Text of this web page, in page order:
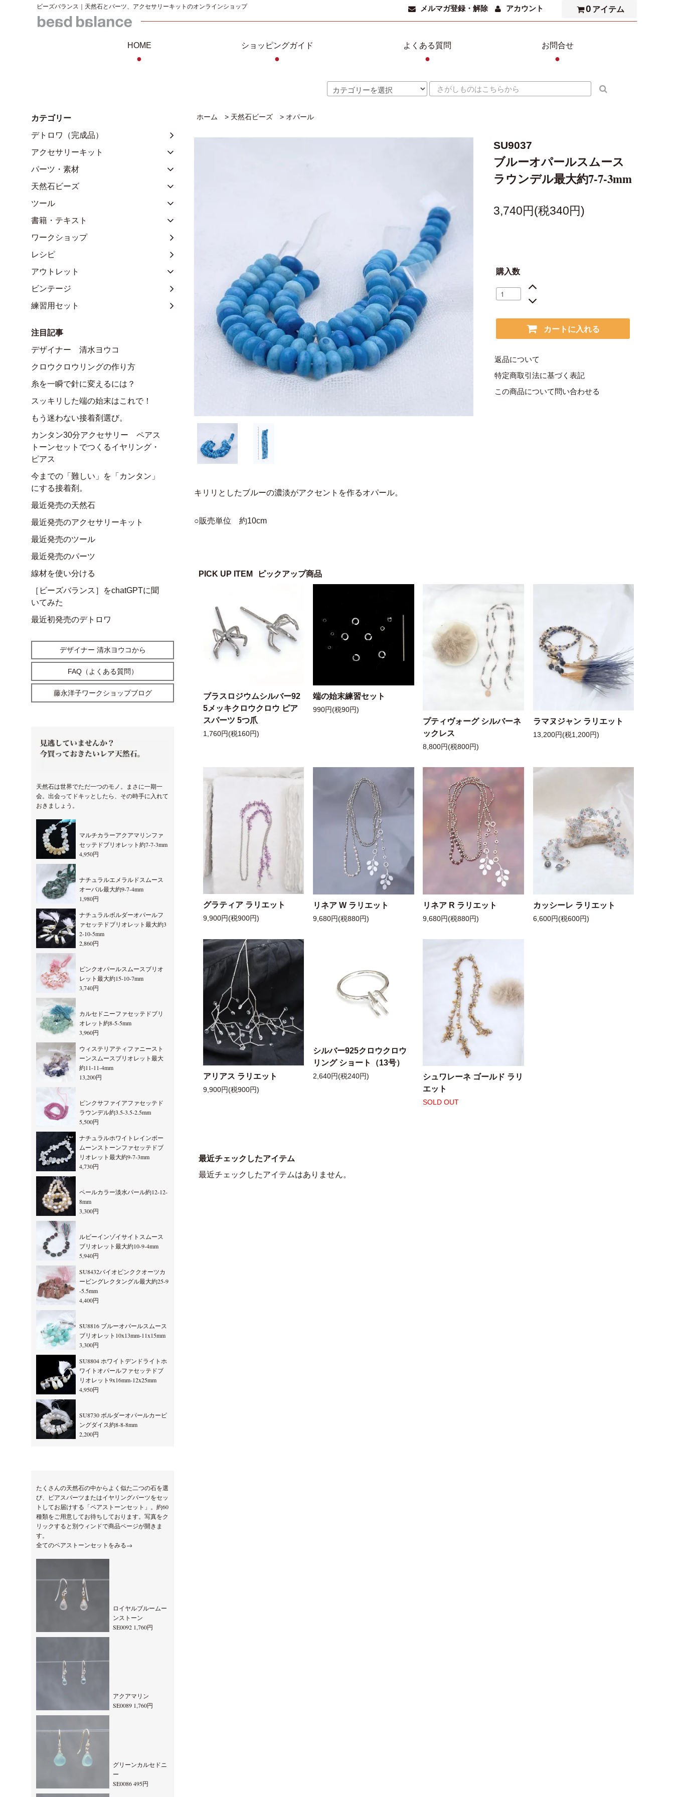
ビーズバランス｜天然石とパーツ、アクセサリーキットのオンラインショップ メルマガ登録・解除 アカウント 0 アイテム
HOME
●
ショッピングガイド
●
よくある質問
●
お問合せ
●
ホーム > 天然石ビーズ > オパール
SU9037
ブルーオパールスムース
ラウンデル最大約7-7-3mm
3,740円(税340円)
購入数
カートに入れる
返品について
特定商取引法に基づく表記
この商品について問い合わせる
キリリとしたブルーの濃淡がアクセントを作るオパール。
○販売単位 約10cm
PICK UP ITEM ピックアップ商品
ブラスロジウムシルバー92
5メッキクロウクロウ ピア
スパーツ 5つ爪
1,760円(税160円)
端の始末練習セット
990円(税90円)
プティヴォーグ シルバーネ
ックレス
8,800円(税800円)
ラマヌジャン ラリエット
13,200円(税1,200円)
グラティア ラリエット
9,900円(税900円)
リネア W ラリエット
9,680円(税880円)
リネア R ラリエット
9,680円(税880円)
カッシーレ ラリエット
6,600円(税600円)
アリアス ラリエット
9,900円(税900円)
シルバー925クロウクロウ
リング ショート（13号）
2,640円(税240円)
シュワレーネ ゴールド ラリ
エット
SOLD OUT
最近チェックしたアイテム
最近チェックしたアイテムはありません。
カテゴリー
デトロワ（完成品）
アクセサリーキット
パーツ・素材
天然石ビーズ
ツール
書籍・テキスト
ワークショップ
レシピ
アウトレット
ビンテージ
練習用セット
注目記事
デザイナー 清水ヨウコ
クロウクロウリングの作り方
糸を一瞬で針に変えるには？
スッキリした端の始末はこれで！
もう迷わない接着剤選び。
カンタン30分アクセサリー ペアス
トーンセットでつくるイヤリング・
ピアス
今までの「難しい」を「カンタン」
にする接着剤。
最近発売の天然石
最近発売のアクセサリーキット
最近発売のツール
最近発売のパーツ
線材を使い分ける
［ビーズバランス］をchatGPTに聞
いてみた
最近初発売のデトロワ
デザイナー 清水ヨウコから
FAQ（よくある質問）
藤永洋子ワークショップブログ
天然石は世界でただ一つのモノ。まさに一期一
会。出会ってドキッとしたら、その時手に入れて
おきましょう。
マルチカラーアクアマリンファ
セッテドブリオレット約7-7-3mm
4,950円
ナチュラルエメラルドスムース
オーバル最大約9-7-4mm
1,980円
ナチュラルボルダーオパールフ
ァセッテドブリオレット最大約3
2-10-5mm
2,860円
ピンクオパールスムースブリオ
レット最大約15-10-7mm
3,740円
カルセドニーファセッテドブリ
オレット約8-5-5mm
3,960円
ウィステリアティファニースト
ーンスムースブリオレット最大
約11-11-4mm
13,200円
ピンクサファイアファセッテド
ラウンデル約3.5-3.5-2.5mm
5,500円
ナチュラルホワイトレインボー
ムーンストーンファセッテドブ
リオレット最大約9-7-3mm
4,730円
ペールカラー淡水パール約12-12-
8mm
3,300円
ルビーインゾイサイトスムース
ブリオレット最大約10-9-4mm
5,940円
SU8432バイオピンククオーツカ
ービングレクタングル最大約25-9
-5.5mm
4,400円
SU8816 ブルーオパールスムース
ブリオレット10x13mm-11x15mm
3,300円
SU8804 ホワイトデンドライトホ
ワイトオパールファセッテドブ
リオレット9x16mm-12x25mm
4,950円
SU8730 ボルダーオパールカービ
ングダイス約8-8-8mm
2,200円
たくさんの天然石の中からよく似た二つの石を選
び、ピアスパーツまたはイヤリングパーツをセッ
トしてお届けする「ペアストーンセット」。約60
種類をご用意してお待ちしております。写真をク
リックすると別ウィンドで商品ページが開きま
す。
全てのペアストーンセットをみる→
ロイヤルブルームー
ンストーン
SE0092 1,760円
アクアマリン
SE0089 1,760円
グリーンカルセドニ
ー
SE0086 495円